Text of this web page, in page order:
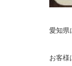
愛知県
お客様